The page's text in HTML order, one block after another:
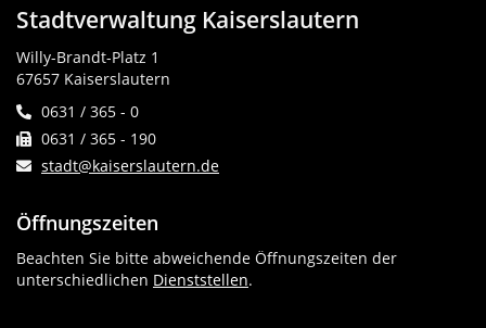
Stadtverwaltung Kaiserslautern
Willy-Brandt-Platz 1
67657 Kaiserslautern
0631 / 365 - 0
0631 / 365 - 190
stadt@kaiserslautern.de
Öffnungszeiten
Beachten Sie bitte abweichende Öffnungszeiten der
unterschiedlichen Dienststellen.